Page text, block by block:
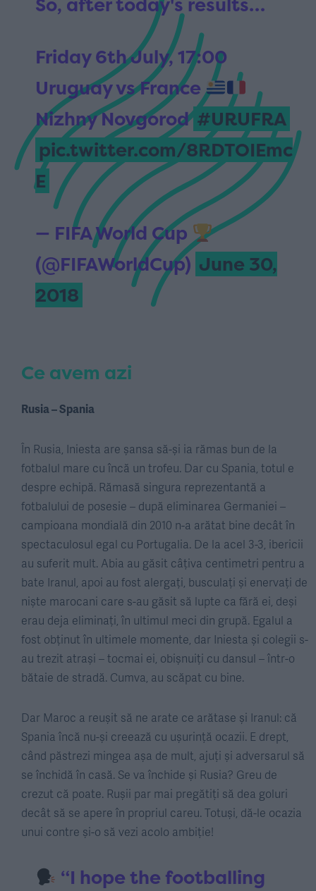
Friday 6th July, 17:00
Uruguay vs France
Nizhny Novgorod#URUFRA
pic.twitter.com/8RDTOIEmc
E
— FIFA World Cup
(@FIFAWorldCup) June 30,
2018
Ce avem azi
Rusia – Spania
În Rusia, Iniesta are șansa să-și ia rămas bun de la
fotbalul mare cu încă un trofeu. Dar cu Spania, totul e
despre echipă. Rămasă singura reprezentantă a
fotbalului de posesie – după eliminarea Germaniei –
campioana mondială din 2010 n-a arătat bine decât în
spectaculosul egal cu Portugalia. De la acel 3-3, ibericii
au suferit mult. Abia au găsit câțiva centimetri pentru a
bate Iranul, apoi au fost alergați, busculați și enervați de
niște marocani care s-au găsit să lupte ca fără ei, deși
erau deja eliminați, în ultimul meci din grupă. Egalul a
fost obținut în ultimele momente, dar Iniesta și colegii s-
au trezit atrași – tocmai ei, obișnuiți cu dansul – într-o
bătaie de stradă. Cumva, au scăpat cu bine.
Dar Maroc a reușit să ne arate ce arătase și Iranul: că
Spania încă nu-și creează cu ușurință ocazii. E drept,
când păstrezi mingea așa de mult, ajuți și adversarul să
se închidă în casă. Se va închide și Rusia? Greu de
crezut că poate. Rușii par mai pregătiți să dea goluri
decât să se apere în propriul careu. Totuși, dă-le ocazia
unui contre și-o să vezi acolo ambiție!
“I hope the footballing